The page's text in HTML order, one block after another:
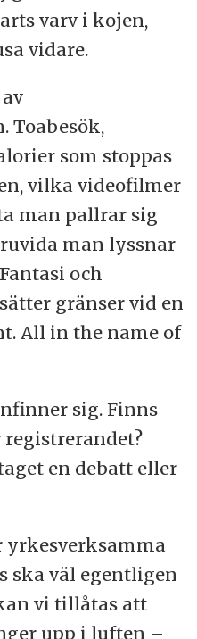
varv i kojen,
vidare.
Toabesök,
som stoppas
vilka videofilmer
man pallrar sig
man lyssnar
och
gränser vid en
All in the name of
sig. Finns
en debatt eller
yrkesverksamma
ska väl egentligen
vi tillåtas att
upp i luften –